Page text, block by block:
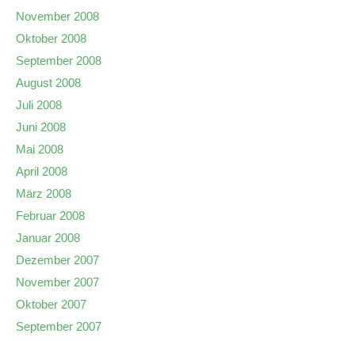
November 2008
Oktober 2008
September 2008
August 2008
Juli 2008
Juni 2008
Mai 2008
April 2008
März 2008
Februar 2008
Januar 2008
Dezember 2007
November 2007
Oktober 2007
September 2007